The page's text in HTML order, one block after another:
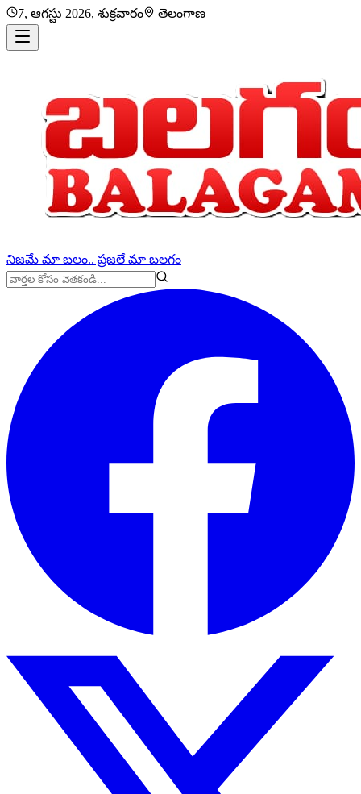
7, ఆగస్టు 2026, శుక్రవారం తెలంగాణ
నిజమే మా బలం.. ప్రజలే మా బలగం